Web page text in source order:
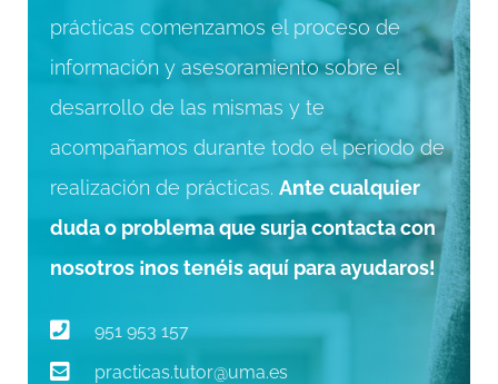
prácticas comenzamos el proceso de
información y asesoramiento sobre el
desarrollo de las mismas y te
acompañamos durante todo el periodo de
realización de prácticas. Ante cualquier
duda o problema que surja contacta con
nosotros ¡nos tenéis aquí para ayudaros!
951 953 157
practicas.tutor@uma.es